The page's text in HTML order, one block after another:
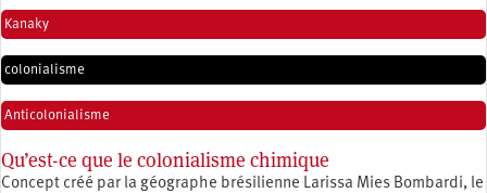
Kanaky
colonialisme
Anticolonialisme
Qu’est-ce que le colonialisme chimique
Concept créé par la géographe brésilienne Larissa Mies Bombardi, le